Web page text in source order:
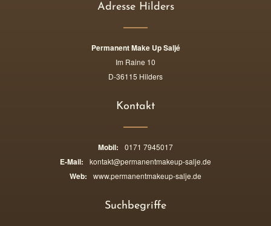
Adresse Hilders
Permanent Make Up Saljé
Im Raine 10
D-36115 Hilders
Kontakt
Mobil: 0171 7945017
E-Mail: kontakt@permanentmakeup-salje.de
Web: www.permanentmakeup-salje.de
Suchbegriffe